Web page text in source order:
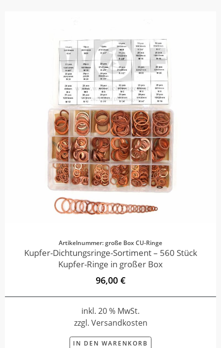
Artikelnummer: große Box CU-Ringe
Kupfer-Dichtungsringe-Sortiment – 560 Stück
Kupfer-Ringe in großer Box
96,00 €
inkl. 20 % MwSt.
zzgl. Versandkosten
IN DEN WARENKORB